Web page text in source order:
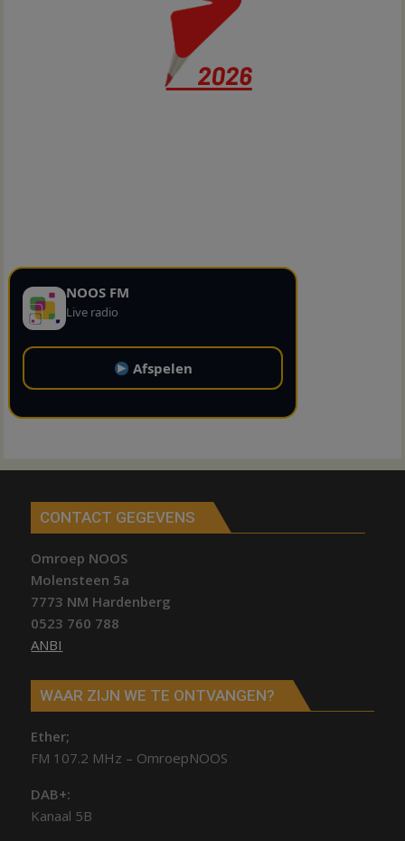
NOOS FM
Live radio
Afspelen
CONTACT GEGEVENS
Omroep NOOS
Molensteen 5a
7773 NM Hardenberg
0523 760 788
ANBI
WAAR ZIJN WE TE ONTVANGEN?
Ether;
FM 107.2 MHz – OmroepNOOS
DAB+:
Kanaal 5B